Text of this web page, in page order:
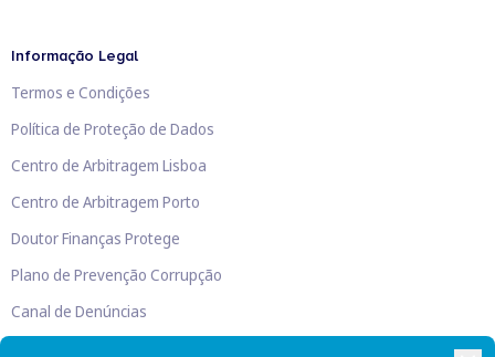
Informação Legal
Termos e Condições
Política de Proteção de Dados
Centro de Arbitragem Lisboa
Centro de Arbitragem Porto
Doutor Finanças Protege
Plano de Prevenção Corrupção
Canal de Denúncias